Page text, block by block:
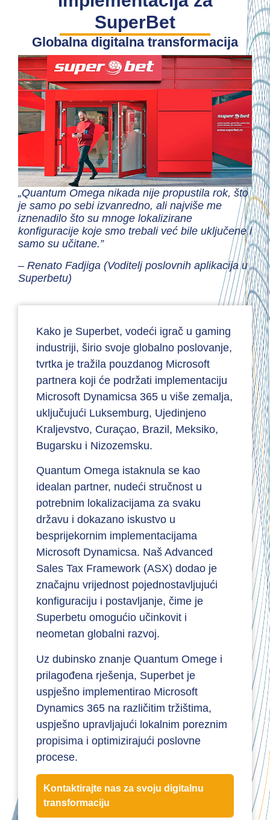
SuperBet
Globalna digitalna transformacija
„Quantum Omega nikada nije propustila rok, što
je samo po sebi izvanredno, ali najviše me
iznenadilo što su mnoge lokalizirane
konfiguracije koje smo trebali već bile uključene i
samo su učitane.”
– Renato Fadjiga (Voditelj poslovnih aplikacija u
Superbetu)
Kako je Superbet, vodeći igrač u gaming
industriji, širio svoje globalno poslovanje,
tvrtka je tražila pouzdanog Microsoft
partnera koji će podržati implementaciju
Microsoft Dynamicsa 365 u više zemalja,
uključujući Luksemburg, Ujedinjeno
Kraljevstvo, Curaçao, Brazil, Meksiko,
Bugarsku i Nizozemsku.
Quantum Omega istaknula se kao
idealan partner, nudeći stručnost u
potrebnim lokalizacijama za svaku
državu i dokazano iskustvo u
besprijekornim implementacijama
Microsoft Dynamicsa. Naš Advanced
Sales Tax Framework (ASX) dodao je
značajnu vrijednost pojednostavljujući
konfiguraciju i postavljanje, čime je
Superbetu omogućio učinkovit i
neometan globalni razvoj.
Uz dubinsko znanje Quantum Omege i
prilagođena rješenja, Superbet je
uspješno implementirao Microsoft
Dynamics 365 na različitim tržištima,
uspješno upravljajući lokalnim poreznim
propisima i optimizirajući poslovne
procese.
Kontaktirajte nas za svoju digitalnu
transformaciju